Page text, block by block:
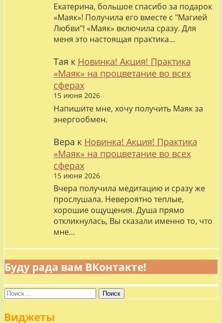
Екатерина, большое спасибо за подарок
«Маяк»! Получила его вместе с "Магией
Любви"! «Маяк» включила сразу. Для
меня это настоящая практика…
Тая к Новинка! Акция! Практика
«Маяк» на процветание во всех
сферах
15 июня 2026
Напишите мне, хочу получить Маяк за
энергообмен.
Вера к Новинка! Акция! Практика
«Маяк» на процветание во всех
сферах
15 июня 2026
Вчера получила медитацию и сразу же
прослушала. Невероятно теплые,
хорошие ощущения. Душа прямо
откликнулась, Вы сказали именно то, что
мне…
Буду рада вам ВКонтакте!
Найти:
Виджеты